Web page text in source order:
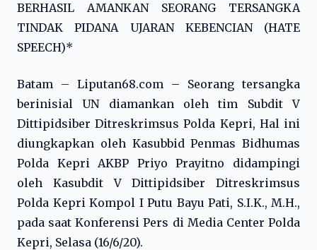
BERHASIL AMANKAN SEORANG TERSANGKA
TINDAK PIDANA UJARAN KEBENCIAN (HATE
SPEECH)*
Batam – Liputan68.com – Seorang tersangka
berinisial UN diamankan oleh tim Subdit V
Dittipidsiber Ditreskrimsus Polda Kepri, Hal ini
diungkapkan oleh Kasubbid Penmas Bidhumas
Polda Kepri AKBP Priyo Prayitno didampingi
oleh Kasubdit V Dittipidsiber Ditreskrimsus
Polda Kepri Kompol I Putu Bayu Pati, S.I.K., M.H.,
pada saat Konferensi Pers di Media Center Polda
Kepri, Selasa (16/6/20).